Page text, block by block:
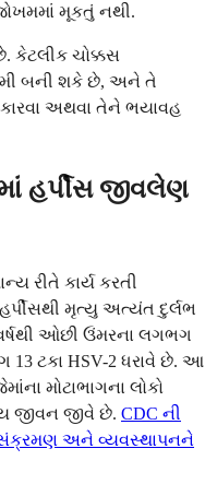
મૂકતું નથી.
કેટલીક ચોક્કસ
બની શકે છે, અને તે
અથવા તેને ભયાવહ
હર્પીસ જીવલેણ
રીતે કાર્ય કરતી
હર્પીસથી મૃત્યુ અત્યંત દુર્લભ
ઓછી ઉંમરના લગભગ
13 ટકા HSV-2 ધરાવે છે. આ
મોટાભાગના લોકો
જીવન જીવે છે. CDC ની
સંક્રમણ અને વ્યવસ્થાપનને